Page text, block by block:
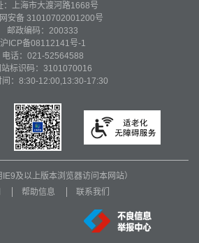
：上海市大渡河路1668号
安备 31010702001200号
邮政编码：200333
沪ICP备08112141号-1
电话：021-52564588
站标识码：3101070016
间：8:30-12:00,13:30-17:30
IE9及以上版本浏览器访问本网站）
帮助信息 联系我们